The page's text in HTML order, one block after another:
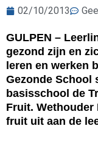
02/10/2013
GULPEN –
gezond zijn en
leren en werken
Gezonde School
basisschool de
Fruit. Wethouder
fruit uit aan de